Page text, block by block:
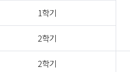
1학기
2학기
2학기